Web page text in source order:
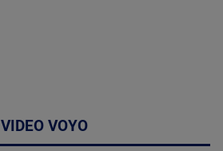
VIDEO VOYO